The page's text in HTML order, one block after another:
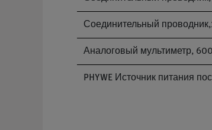
Соединительный
Аналоговый мультиметр, 600
PHYWE Источник питания